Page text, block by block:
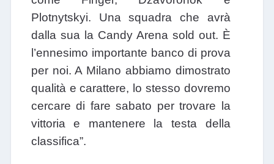
Plotnytskyi. Una squadra che avrà
dalla sua la Candy Arena sold out. È
l’ennesimo importante banco di prova
per noi. A Milano abbiamo dimostrato
qualità e carattere, lo stesso dovremo
cercare di fare sabato per trovare la
vittoria e mantenere la testa della
classifica”.